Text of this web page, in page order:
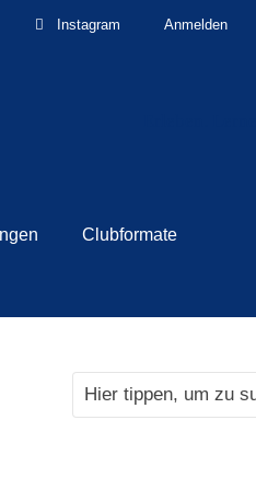
Instagram Anmelden
Clubformate